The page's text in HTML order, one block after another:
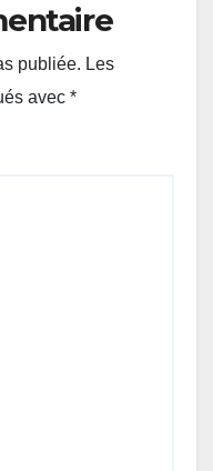
publiée. Les
avec *